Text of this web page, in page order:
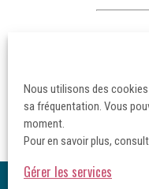
Nous utilisons des
sa fréquentation. Vous
moment.
Pour en savoir plus,
Gérer les services